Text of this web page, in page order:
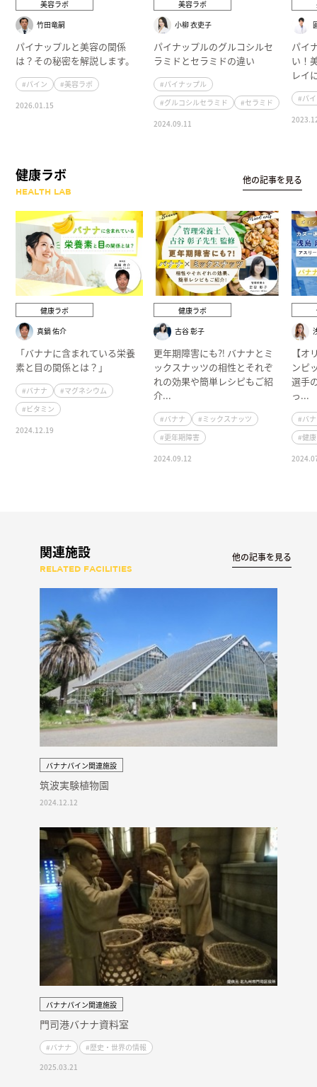
美容ラボ
竹田竜嗣
パイナップルと美容の関係
は？その秘密を解説します。
#パイン
#美容ラボ
2026.01.15
美容ラボ
小柳 衣吏子
パイナップルのグルコシルセ
ラミドとセラミドの違い
#パイナップル
#グルコシルセラミド
#セラミド
2024.09.11
パイ
い！
レイ
#パ
健康ラボ
HEALTH LAB
他の記事を見る
健康ラボ
真鍋 佑介
「バナナに含まれている栄養
素と目の関係とは？」
#バナナ
#マグネシウム
#ビタミン
2024.12.19
健康ラボ
古谷 彰子
更年期障害にも⁈ バナナとミ
ックスナッツの相性とそれぞ
れの効果や簡単レシピもご紹
介...
#バナナ
#ミックスナッツ
#更年期障害
2024.09.12
【
ンピ
選手
っ...
#バ
#健
関連施設
RELATED FACILITIES
他の記事を見る
バナナパイン関連施設
2024.12.12
筑波実験植物園
バナナパイン関連施設
2025.03.21
門司港バナナ資料室
#バナナ #歴史・世界の情報